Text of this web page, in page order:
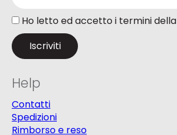
Ho letto ed accetto i termini della
Help
Contatti
Spedizioni
Rimborso e reso